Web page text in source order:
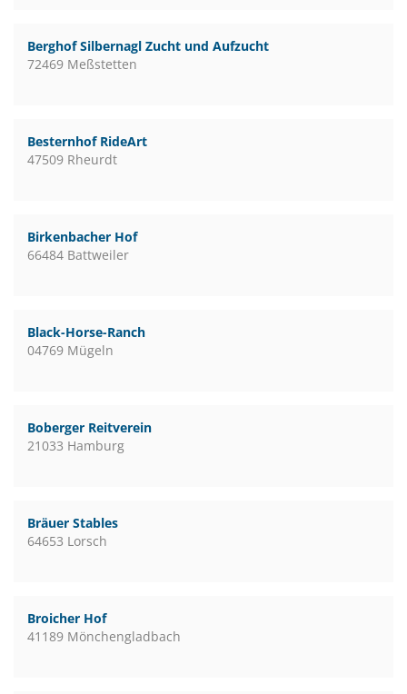
Berghof Silbernagl Zucht und Aufzucht
72469 Meßstetten
Besternhof RideArt
47509 Rheurdt
Birkenbacher Hof
66484 Battweiler
Black-Horse-Ranch
04769 Mügeln
Boberger Reitverein
21033 Hamburg
Bräuer Stables
64653 Lorsch
Broicher Hof
41189 Mönchengladbach